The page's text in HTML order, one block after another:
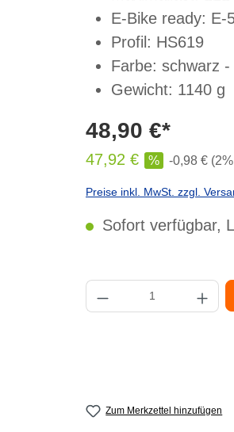
E-Bike ready: E-
Profil: HS619
Farbe: schwarz
Gewicht: 1140 g
48,90 €*
47,92 € % -0,98 €
Preise inkl. MwSt. zzgl.
Sofort verfügbar,
Produkt Anzahl: Gib den
Zum Merkzettel hinzufügen